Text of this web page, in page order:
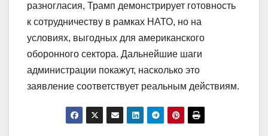
разногласия, Трамп демонстрирует готовность
к сотрудничеству в рамках НАТО, но на
условиях, выгодных для американского
оборонного сектора. Дальнейшие шаги
администрации покажут, насколько это
заявление соответствует реальным действиям.